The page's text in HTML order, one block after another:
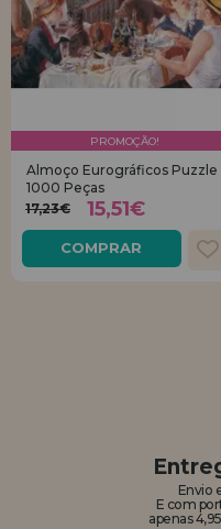
PROMOÇÃO!
Almoço Eurográficos Puzzle
1000 Peças
17,23€
15,51€
COMPRAR
Envio
E com
apenas